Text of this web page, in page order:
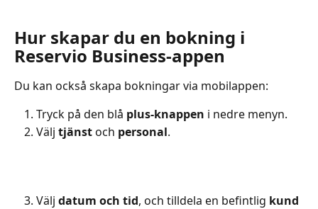
Hur skapar du en bokning i
Reservio Business-appen
Du kan också skapa bokningar via mobilappen:
Tryck på den blå plus-knappen i nedre menyn.
Välj tjänst och personal.
Välj datum och tid, och tilldela en befintlig kund